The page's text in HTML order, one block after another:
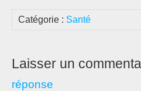
Catégorie : Santé
Laisser un
réponse